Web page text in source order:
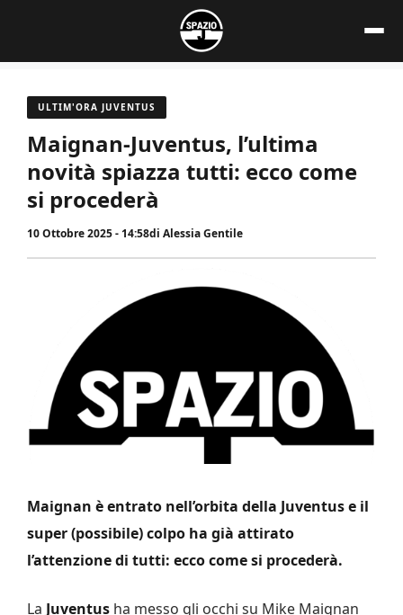
contenuto
ULTIM'ORA JUVENTUS
Maignan-Juventus, l’ultima
novità spiazza tutti: ecco come
si procederà
10 Ottobre 2025 - 14:58di Alessia Gentile
Maignan è entrato nell’orbita della Juventus e il
super (possibile) colpo ha già attirato
l’attenzione di tutti: ecco come si procederà.
La Juventus ha messo gli occhi su Mike Maignan